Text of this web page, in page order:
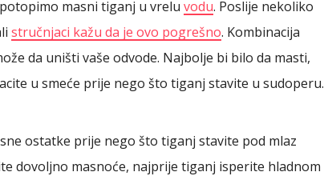
masni tiganj u vrelu vodu. Poslije nekoliko
stručnjaci kažu da je ovo pogrešno. Kombinacija
da uništi vaše odvode. Najbolje bi bilo da masti,
u smeće prije nego što tiganj stavite u sudoperu.
ostatke prije nego što tiganj stavite pod mlaz
dovoljno masnoće, najprije tiganj isperite hladnom